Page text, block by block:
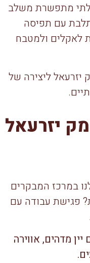
מתפשרת משלב
עם תפיסה
לאקלים ולמטבח
ליצירה של
יזרעאל
במרכז המבקרים
פגישת עבודה עם
מדהים, אווירה